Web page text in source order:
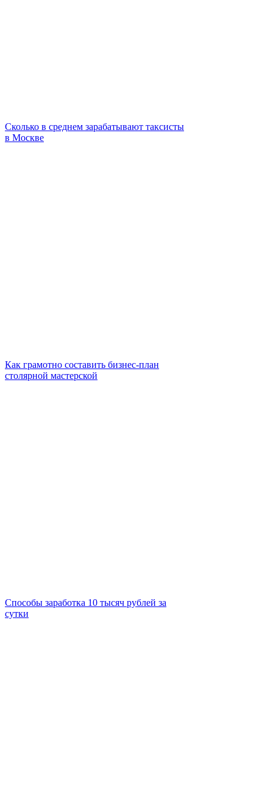
Сколько в среднем зарабатывают таксисты
в Москве
Как грамотно составить бизнес-план
столярной мастерской
Способы заработка 10 тысяч рублей за
сутки